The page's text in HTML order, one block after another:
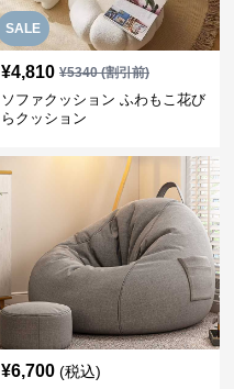
SALE
¥4,810 ¥5340(割引前)
ソファクッション ふわもこ花び
らクッション
¥6,700 (税込)